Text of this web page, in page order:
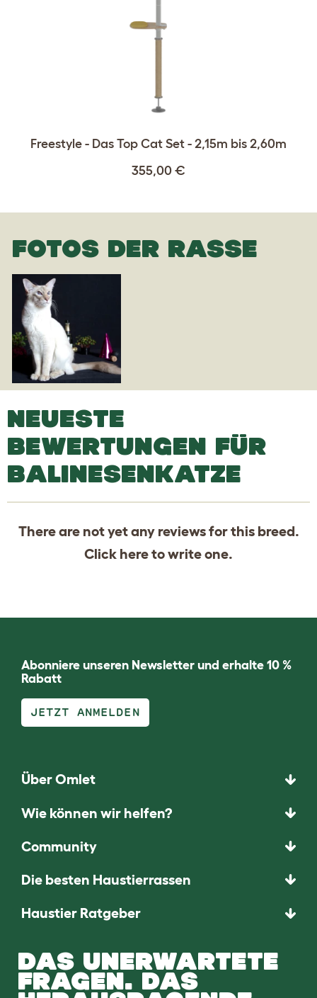
Freestyle - Das Top Cat Set - 2,15m bis 2,60m
355,00 €
FOTOS DER RASSE
NEUESTE
BEWERTUNGEN FÜR
BALINESENKATZE
There are not yet any reviews for this breed.
Click hereto write one.
Abonniere unseren Newsletter und erhalte 10 %
Rabatt
JETZT ANMELDEN
Über Omlet
Wie können wir helfen?
Community
Die besten Haustierrassen
Haustier Ratgeber
DAS UNERWARTETE
FRAGEN. DAS